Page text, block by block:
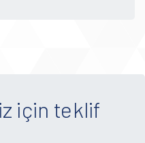
için teklif